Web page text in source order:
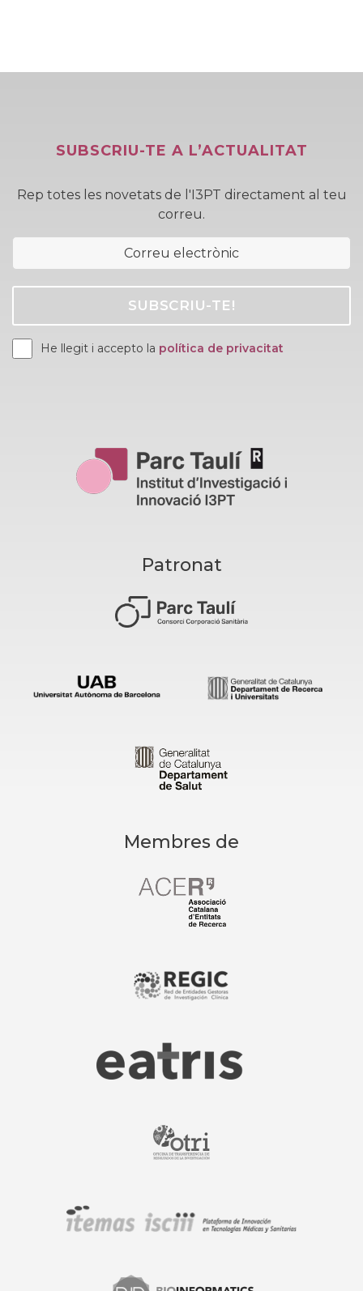
Patronat
Membres de
SUBSCRIU-TE A L’ACTUALITAT
Rep totes les novetats de l'I3PT directament al teu
correu.
He llegit i accepto la política de privacitat